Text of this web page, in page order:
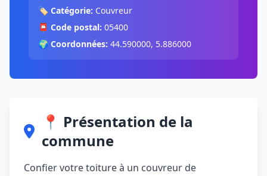
🏷️ Catégorie: Couvreur
📮 Code postal: 05400
🌍 Coordonnées: 44.590000, 5.886000
📍 Présentation de la
commune
Confier votre toiture à un couvreur de